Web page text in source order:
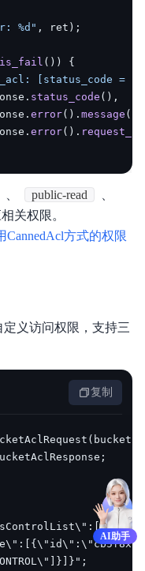
%d" , ret ) ;
is_fail ( ) )
{
[status_code =
. status_code ( ) ,
. error( ) . message (
. error( ) . request_id
public-read
关权限。
CannedAcl方式的权限
定义访问权限，支持三
复制
AI助手